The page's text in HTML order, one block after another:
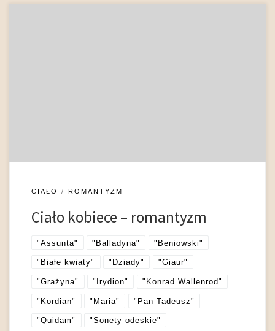
CIAŁO ROMANTYZM
Ciało kobiece – romantyzm
"Assunta" "Balladyna" "Beniowski"
"Białe kwiaty" "Dziady" "Giaur"
"Grażyna" "Irydion" "Konrad Wallenrod"
"Kordian" "Maria" "Pan Tadeusz"
"Quidam" "Sonety odeskie"